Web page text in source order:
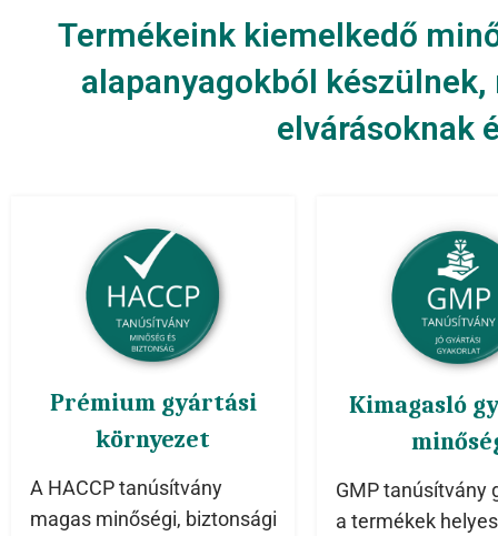
Termékeink kiemelkedő
alapanyagokból
elvárásoknak
Prémium gyártási
környezet
A HACCP tanúsítvány
magas minőségi, biztonsági
Kimagasló
GMP tanúsítvány
a termékek helyes